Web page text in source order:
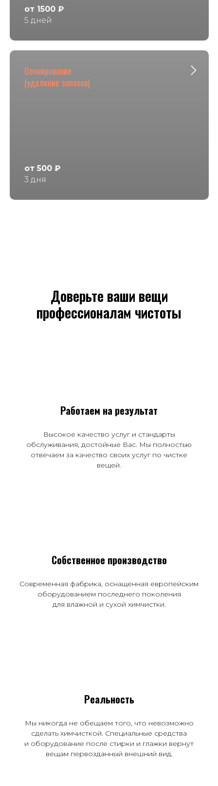
от 1500 ₽
5 дней
Озонирование
(удаление запахов)
от 500 ₽
3 дня
Доверьте ваши вещи
профессионалам чистоты
Работаем на результат
Высокое качество услуг и стандарты
обслуживания, достойные Вас. Мы полностью
отвечаем за качество своих услуг по чистке
вещей.
Собственное производство
Современная фабрика, оснащенная европейским
оборудованием последнего поколения
для влажной и сухой химчистки.
Реальность
Мы никогда не обещаем того, что невозможно
сделать химчисткой. Специальные средства
и оборудование после стирки и глажки вернут
вещам первозданный внешний вид.